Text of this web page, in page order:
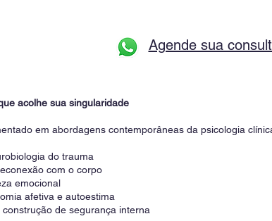
Agende sua
acolhe sua singularidade
em abordagens contemporâneas da psicologia
do trauma
com o corpo
emocional
afetiva e autoestima
de segurança interna